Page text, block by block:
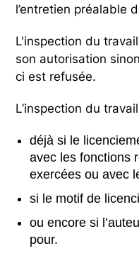
l’entretien préalable
L'inspection du
son autorisation
ci est refusée.
L’inspection du
déjà si le
avec les fonctions
exercées ou avec
si le motif de
ou encore si
pour.